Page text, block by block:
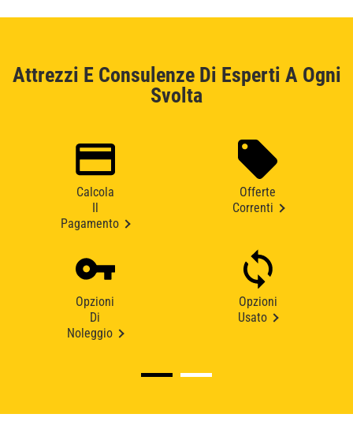
Attrezzi E Consulenze Di Esperti A Ogni
Svolta
Calcola
Pagamento
Offerte
Correnti
Opzioni
Di
Noleggio
Opzioni
Usato